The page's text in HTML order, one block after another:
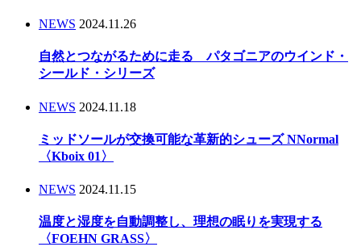
NEWS 2024.11.26
自然とつながるために走る パタゴニアのウインド・
シールド・シリーズ
NEWS 2024.11.18
ミッドソールが交換可能な革新的シューズ NNormal
〈Kboix 01〉
NEWS 2024.11.15
温度と湿度を自動調整し、理想の眠りを実現する
〈FOEHN GRASS〉